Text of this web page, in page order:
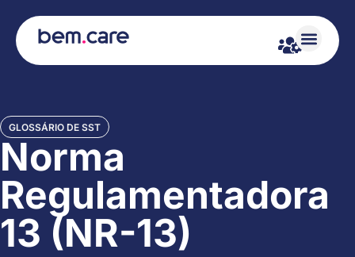
GLOSSÁRIO DE SST
Norma
Regulamentadora
13 (NR-13)